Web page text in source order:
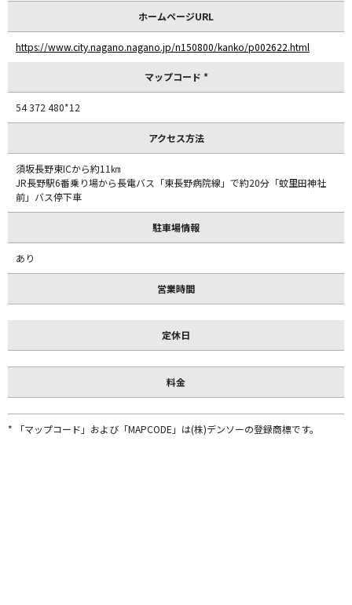
ホームページURL
https://www.city.nagano.nagano.jp/n150800/kanko/p002622.html
マップコード *
54 372 480*12
アクセス方法
須坂長野東ICから約11㎞
JR長野駅6番乗り場から長電バス「東長野病院線」で約20分「蚊里田神社
前」バス停下車
駐車場情報
あり
営業時間
定休日
料金
* 「マップコード」および「MAPCODE」は(株)デンソーの登録商標です。